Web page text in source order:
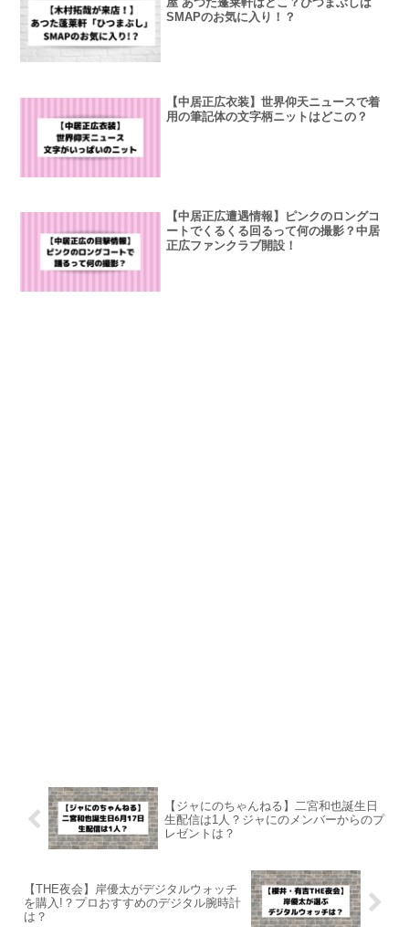
SMAPのお気に入り！？
【中居正広衣装】世界仰天ニュースで着
用の筆記体の文字柄ニットはどこの？
【中居正広遭遇情報】ピンクのロングコ
ートでくるくる回るって何の撮影？中居
正広ファンクラブ開設！
【ジャにのちゃんねる】二宮和也誕生日
生配信は1人？ジャにのメンバーからのプ
レゼントは？
【THE夜会】岸優太がデジタルウォッチ
を購入!？プロおすすめのデジタル腕時計
は？